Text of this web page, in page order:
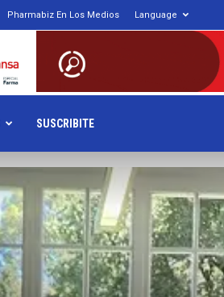
Pharmabiz En Los Medios Language
SUSCRIBITE